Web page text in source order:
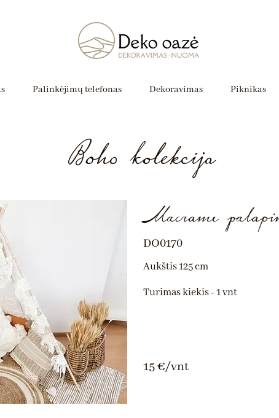
Palinkėjimų telefonas Dekoravimas Piknikas
Boho kolekcija
Macrame
DO0170
Aukštis 125 cm
Turimas kiekis - 1 vnt
15 €/vnt